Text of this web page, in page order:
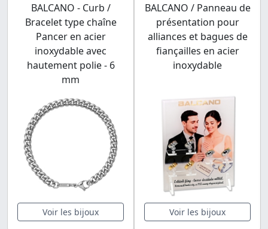
BALCANO - Curb /
Bracelet type chaîne
Pancer en acier
inoxydable avec
hautement polie - 6
mm
Voir les bijoux
BALCANO / Panneau de
présentation pour
alliances et bagues de
fiançailles en acier
inoxydable
Voir les bijoux